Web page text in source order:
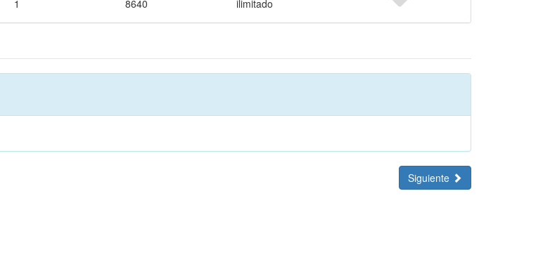
1
8640
ilimitado
Siguiente